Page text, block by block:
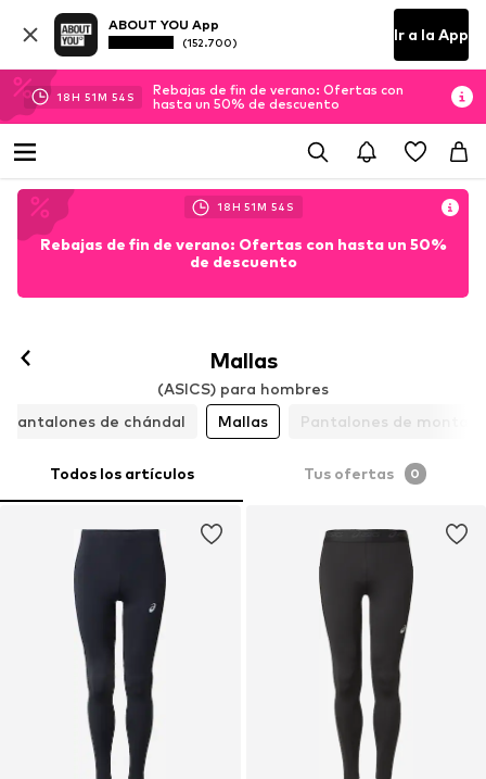
ABOUT YOU App
(152.700) Ir a la App
18H 51M 53 S
Rebajas de fin de verano: Ofertas con
hasta un 50% de descuento
18H 51M 53 S
Rebajas de fin de verano: Ofertas con hasta un 50%
de descuento
Mallas
(ASICS) para hombres
Pantalones de chándal
Mallas Pantalones de
Todos los artículos Tus ofertas 0